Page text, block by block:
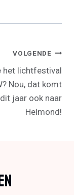
VOLGENDE
het lichtfestival
Nou, dat komt
dit jaar ook naar
Helmond!